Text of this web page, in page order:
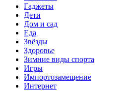
Гаджеты
Дети
Дом и сад
Еда
Звёзды
Здоровье
Зимние виды спорта
Игры
Импортозамещение
Интернет